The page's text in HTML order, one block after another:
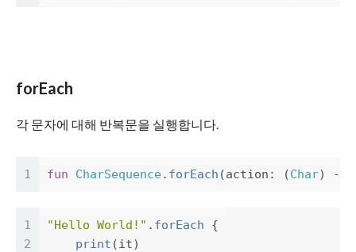
forEach
각 문자에 대해 반복문을 실행합니다.
1 fun CharSequence. forEach (action : (Char) ->
1
2
"Hello World!" . forEach
{
print (it)